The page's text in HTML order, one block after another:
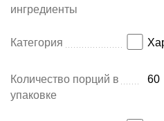
ингредиенты
Категория
Количество порций в
упаковке
60